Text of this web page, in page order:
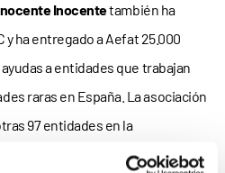
Inocentetambién ha
ha entregado a Aefat 25.000
a entidades que trabajan
raras en España. La asociación
97 entidades en la
financiada gracias a las